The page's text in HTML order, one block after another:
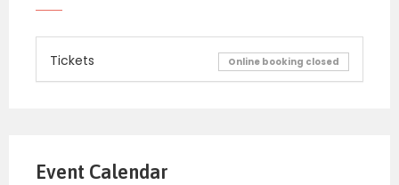
Tickets Online booking closed
Event Calendar